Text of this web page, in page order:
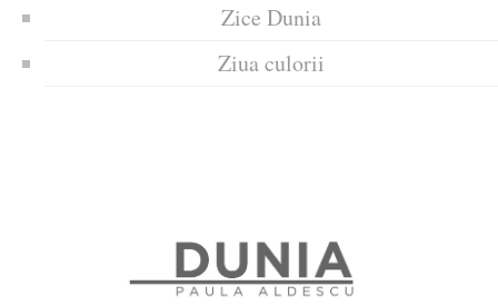
Zice Dunia
Ziua culorii